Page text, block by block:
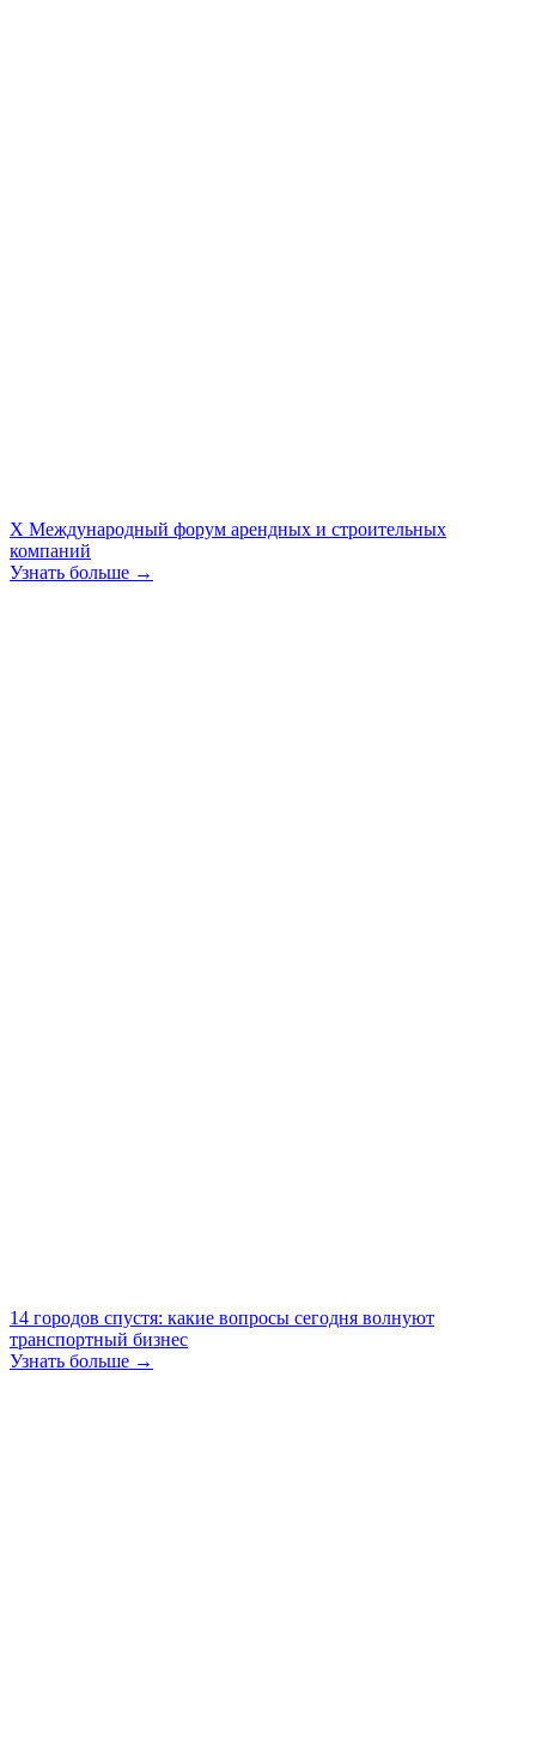
X Международный форум арендных и строительных
компаний
Узнать больше →
14 городов спустя: какие вопросы сегодня волнуют
транспортный бизнес
Узнать больше →